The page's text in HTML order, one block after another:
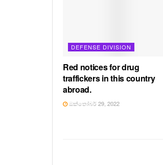
DEFENSE DIVISION
Red notices for drug
traffickers in this country
abroad.
ඔක්තෝබර් 29, 2022